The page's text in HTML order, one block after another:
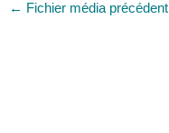
← Fichier média précédent